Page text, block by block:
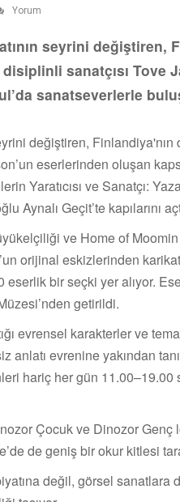
Yorum
seyrini değiştiren,
sanatçısı Tove
sanatseverlerle
değiştiren,
eserlerinden oluşan
Yaratıcısı ve Sanatçı:
Aynalı Geçit’te kapılarını
ve Home of
orijinal eskizlerinden
bir seçki yer alıyor.
getirildi.
evrensel karakterler ve
evrenine yakından
hariç her gün 11.00–19.00
Çocuk ve Dinozor Genç
de geniş bir okur kitlesi
değil, görsel sanatlara